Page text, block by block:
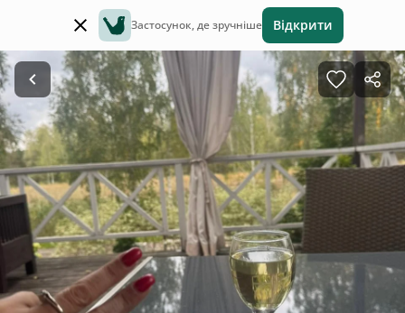
Застосунок, де зручніше Відкрити